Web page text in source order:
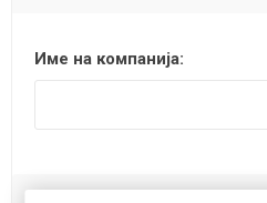
Име на компанија: